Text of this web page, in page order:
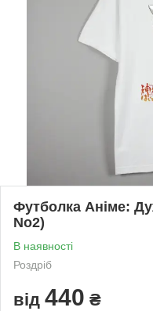
Футболка Аніме:
No2)
В наявності
Роздріб
від 440 ₴